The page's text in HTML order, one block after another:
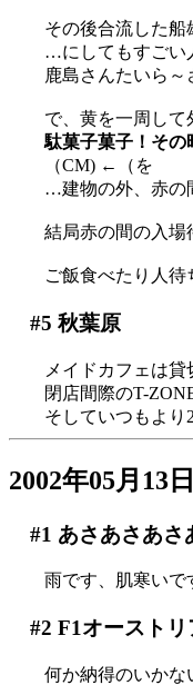
その後合流した船
…にしてもすごい
鹿島さんたいら
で、黄を一周して
駄菓子菓子！その
（CM) ←（を
…建物の外、赤の
結局赤の間の入場
ご飯食べたり人
#5 秋葉原
メイドカフェは
閉店間際のT-
そしていつもより
2002年05月13
#1 あさあさあさ
雨です、肌寒いで
#2 F1オーストリ
何か納得のいかな